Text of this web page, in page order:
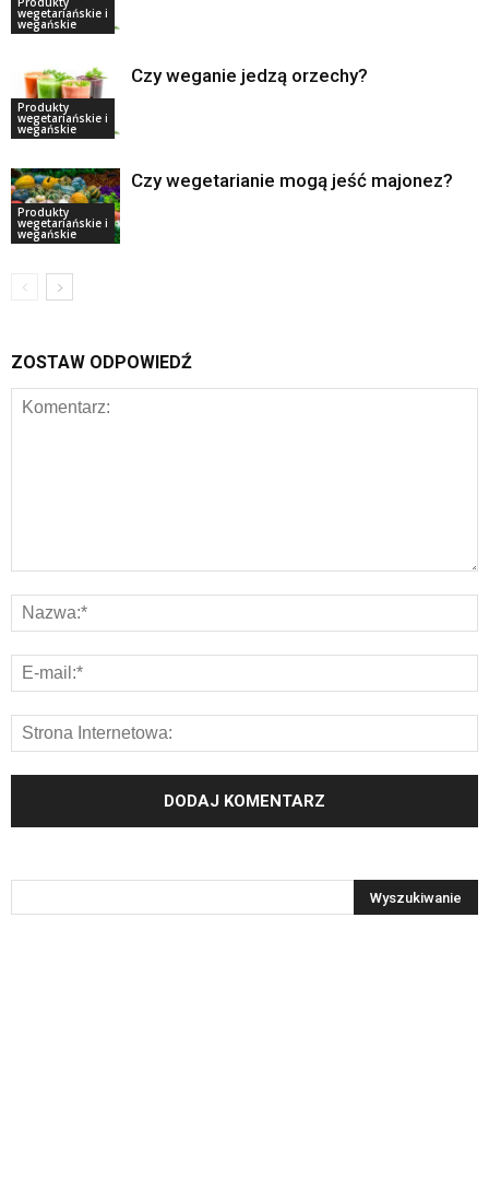
wegetariańskie i
wegańskie
Produkty
wegetariańskie i
wegańskie
Czy weganie jedzą orzechy?
Produkty
wegetariańskie i
wegańskie
Czy wegetarianie mogą jeść majonez?
ZOSTAW ODPOWIEDŹ